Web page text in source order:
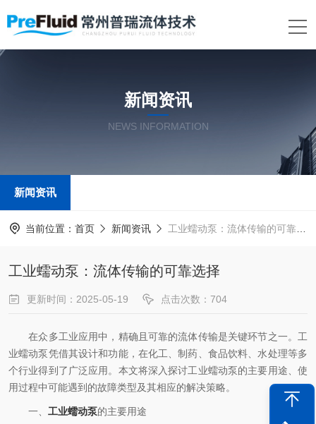
新闻资讯
NEWS INFORMATION
新闻资讯
当前位置： 首页 新闻资讯 工业蠕动泵：流体传输的可靠选择
工业蠕动泵：流体传输的可靠选择
更新时间：2025-05-19 点击次数：704
在众多工业应用中，精确且可靠的流体传输是关键环节之一。工
业蠕动泵凭借其设计和功能，在化工、制药、食品饮料、水处理等多
个行业得到了广泛应用。本文将深入探讨工业蠕动泵的主要用途、使
用过程中可能遇到的故障类型及其相应的解决策略。
一、 工业蠕动泵的主要用途